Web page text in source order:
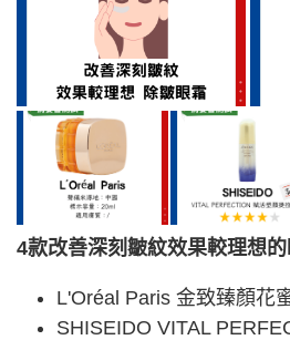
4款改善深刻皺紋效果較理想
L'Oréal Paris 金致臻顏花
SHISEIDO VITAL